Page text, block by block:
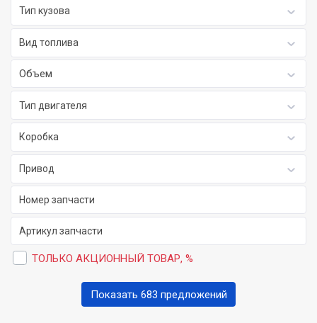
Тип кузова
Вид топлива
Объем
Тип двигателя
Коробка
Привод
ТОЛЬКО АКЦИОННЫЙ ТОВАР, %
Показать 683 предложений